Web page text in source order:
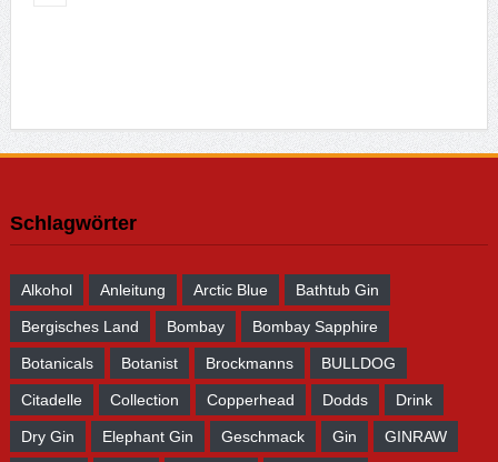
Schlagwörter
Alkohol Anleitung Arctic Blue Bathtub Gin
Bergisches Land Bombay Bombay Sapphire
Botanicals Botanist Brockmanns BULLDOG
Citadelle Collection Copperhead Dodds Drink
Dry Gin Elephant Gin Geschmack Gin GINRAW